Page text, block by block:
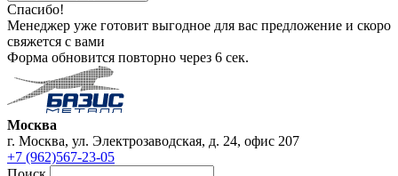
Спасибо!
Менеджер уже готовит выгодное для вас предложение и скоро
свяжется с вами
Форма обновится повторно через 6 сек.
Москва
г. Москва, ул. Электрозаводская, д. 24, офис 207
+7 (962)567-23-05